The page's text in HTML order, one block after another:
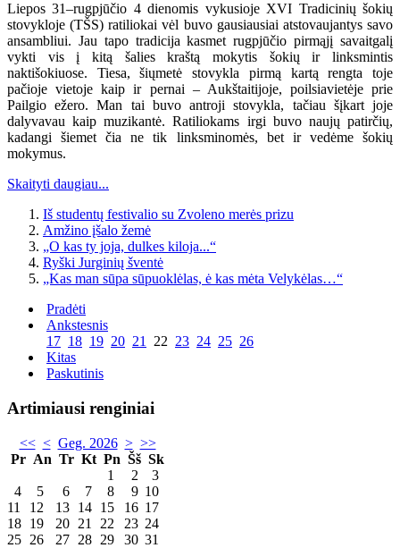
Liepos 31–rugpjūčio 4 dienomis vykusioje XVI Tradicinių šokių
stovykloje (TŠS) ratiliokai vėl buvo gausiausiai atstovaujantys savo
ansambliui. Jau tapo tradicija kasmet rugpjūčio pirmąjį savaitgalį
vykti vis į kitą šalies kraštą mokytis šokių ir linksmintis
naktišokiuose. Tiesa, šiųmetė stovykla pirmą kartą rengta toje
pačioje vietoje kaip ir pernai – Aukštaitijoje, poilsiavietėje prie
Pailgio ežero. Man tai buvo antroji stovykla, tačiau šįkart joje
dalyvavau kaip muzikantė. Ratiliokams irgi buvo naujų patirčių,
kadangi šiemet čia ne tik linksminomės, bet ir vedėme šokių
mokymus.
Skaityti daugiau...
Iš studentų festivalio su Zvoleno merės prizu
Amžino įšalo žemė
„O kas ty joja, dulkes kiloja...“
Ryški Jurginių šventė
„Kas man sūpa sūpuoklėlas, ė kas mėta Velykėlas…“
Pradėti
Ankstesnis
17 18 19 20 21 22 23 24 25 26
Kitas
Paskutinis
Artimiausi renginiai
<< < Geg. 2026 > >>
Pr An Tr Kt Pn Šš Sk
1
2
3
4
5 6 7 8 9 10
11
12 13 14 15 16 17
18 19 20 21 22 23 24
25 26 27 28 29 30 31